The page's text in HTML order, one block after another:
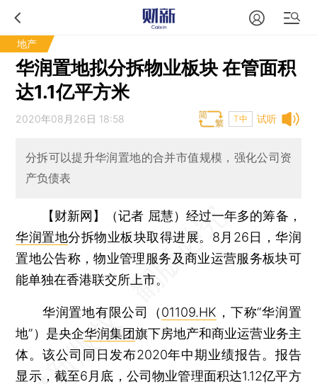
地产
华润置地拟分拆物业板块 在管面积
达1.1亿平方米
试听
2020年08月26日 18:58 T中
分拆可以提升华润置地的合并市值规模，强化公司资
产负债表
【财新网】（记者 屈慧） 经过一年多的筹备，
华润置地分拆物业板块取得进展。8月26日，华润
置地公告称，物业管理服务及商业运营服务板块可
能单独在香港联交所上市。
华润置地有限公司（01109.HK ，下称“华润置
地”）是央企华润集团旗下房地产和商业运营业务主
体。该公司同日发布2020年中期业绩报告。报告
显示，截至6月底，公司物业管理面积达1.12亿平方